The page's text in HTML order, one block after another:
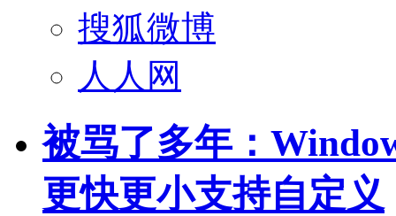
搜狐微博
人人网
被骂了多年：
更快更小支持自定义